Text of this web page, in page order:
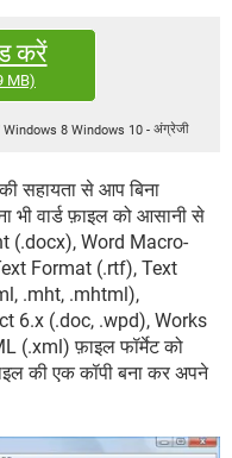
बस
करें
MB)
Windows 8 Windows 10-अंग्रेजी
सहायता से आप बिना
भी वार्ड फ़ाइल को आसानी से
(.docx), Word Macro-
Format (.rtf), Text
.mht, .mhtml),
6.x (.doc, .wpd), Works
(.xml) फ़ाइल फॉर्मेट को
की एक कॉपी बना कर अपने